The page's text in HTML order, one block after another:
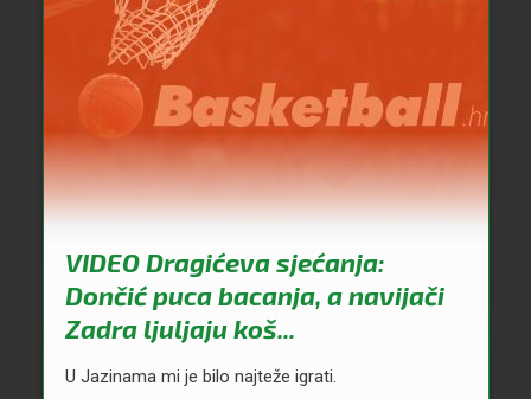
VIDEO Dragićeva sjećanja:
Dončić puca bacanja, a navijači
Zadra ljuljaju koš...
U Jazinama mi je bilo najteže igrati.